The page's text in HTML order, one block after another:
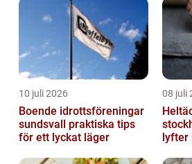
10 juli 2026
Boende idrottsföreningar
sundsvall praktiska tips
för ett lyckat läger
08 juli
stockholm
lyfter